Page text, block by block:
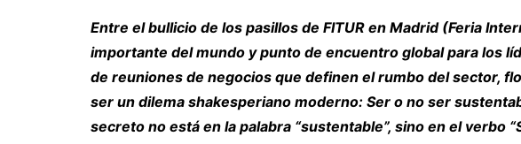
Entre el bullicio de los pasillos de FITUR en Madrid (Feria
importante del mundo y punto de encuentro global para los
de reuniones de negocios que definen el rumbo del sector,
ser un dilema shakesperiano moderno: Ser o no ser
secreto no está en la palabra “sustentable”, sino en el verbo